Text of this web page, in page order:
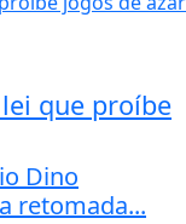
que proíbe
Dino
retomada...